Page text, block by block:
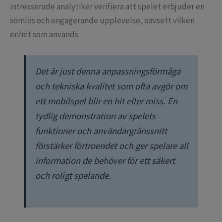
intresserade analytiker verifiera att spelet erbjuder en
sömlös och engagerande upplevelse, oavsett vilken
enhet som används.
Det är just denna anpassningsförmåga
och tekniska kvalitet som ofta avgör om
ett mobilspel blir en hit eller miss. En
tydlig demonstration av spelets
funktioner och användargränssnitt
förstärker förtroendet och ger spelare all
information de behöver för ett säkert
och roligt spelande.